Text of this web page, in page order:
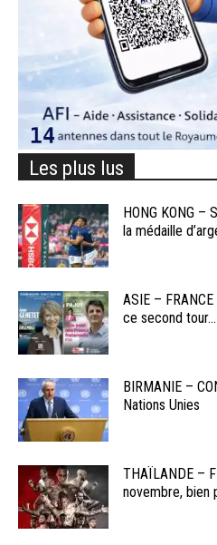
Les plus lus
HONG KONG –
la médaille
ASIE –
ce second tour...
BIRMANIE –
Nations Unies
THAÏLANDE –
novembre, bien